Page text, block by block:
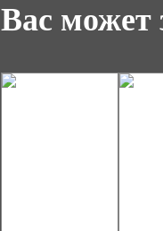
Вас может